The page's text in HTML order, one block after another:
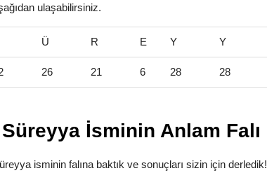
ulaşabilirsiniz.
Ü R E Y Y
26 21 6 28 28
Süreyya İsminin Anlam Falı
isminin falına baktık ve sonuçları sizin için derledik!